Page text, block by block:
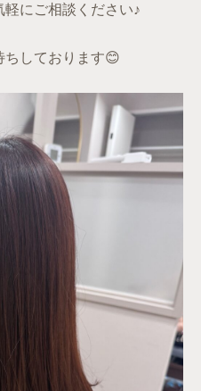
にご相談ください♪
ちしております😊